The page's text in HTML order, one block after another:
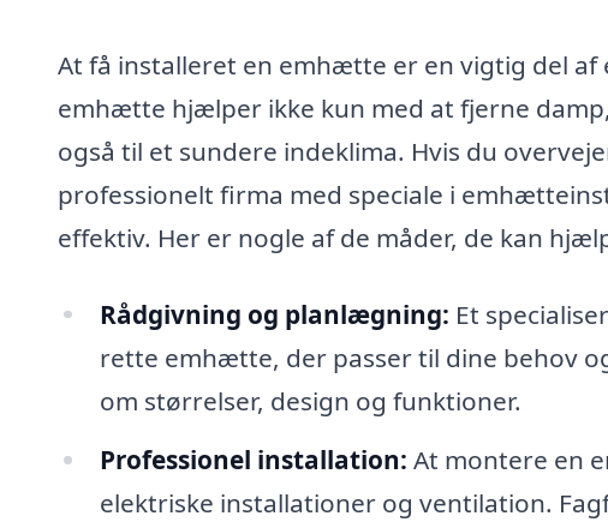
At få installeret en emhætte er en vigtig del
emhætte hjælper ikke kun med at fjerne
også til et sundere indeklima. Hvis du
professionelt firma med speciale i
effektiv. Her er nogle af de måder, de kan
Rådgivning og planlægning: Et
rette emhætte, der passer til dine behov
om størrelser, design og funktioner.
Professionel installation: At montere en
elektriske installationer og ventilation.